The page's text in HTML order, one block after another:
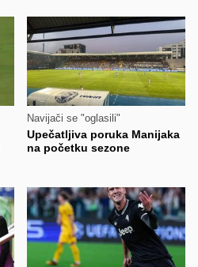
Navijači se "oglasili"
Upečatljiva poruka Manijaka
na početku sezone